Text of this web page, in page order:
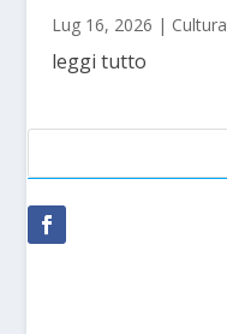
Lug 16, 2026 | Cultura
leggi tutto